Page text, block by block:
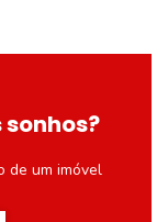
de um imóvel